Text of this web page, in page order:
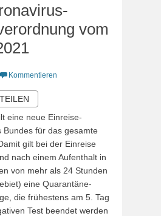
vom
Kommentieren
eine neue Einreise-
Bundes für das gesamte
gilt bei der Einreise
nach einem Aufenthalt in
von mehr als 24 Stunden
eine Quarantäne-
die frühestens am 5. Tag
Test beendet werden